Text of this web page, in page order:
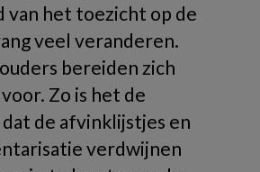
van het toezicht op de
veel veranderen.
bereiden zich
Zo is het de
de afvinklijstjes en
verdwijnen